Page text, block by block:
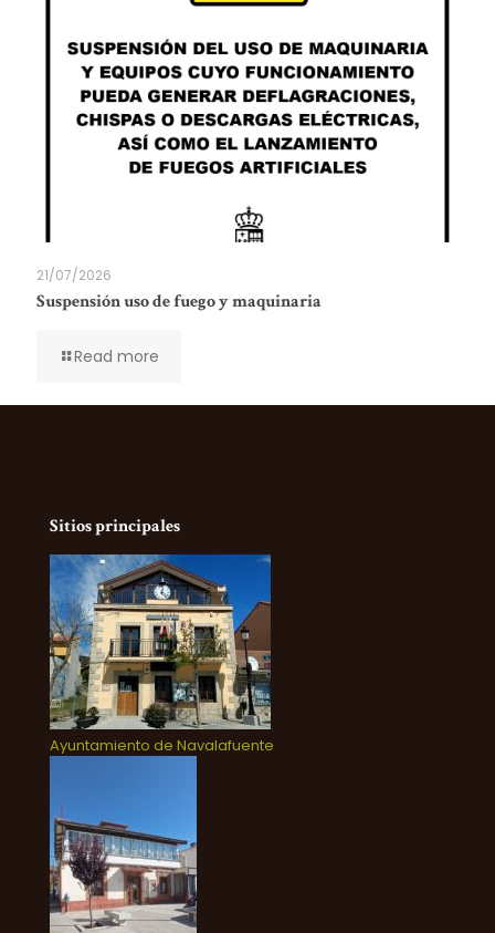
21/07/2026
Suspensión uso de fuego y maquinaria
Read more
Sitios principales
Ayuntamiento de Navalafuente